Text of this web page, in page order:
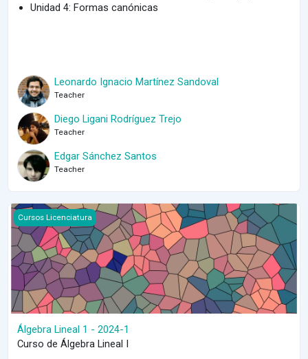
Unidad 4: Formas canónicas
Leonardo Ignacio Martínez Sandoval
Teacher
Diego Ligani Rodríguez Trejo
Teacher
Edgar Sánchez Santos
Teacher
Course image Álgebra Lineal 1 - 2024-1
Cursos Licenciatura
Álgebra Lineal 1 - 2024-1
Curso de Álgebra Lineal I